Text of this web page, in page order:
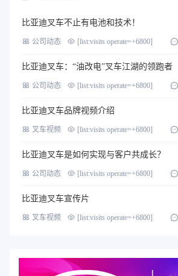
比亚迪叉车不止有电池和技术！
公司动态 [list:visits operate=+6800]
比亚迪叉车：“油改电”叉车江湖的领跑者
公司动态 [list:visits operate=+6800]
比亚迪叉车品牌视频介绍
叉车视频 [list:visits operate=+6800]
比亚迪叉车是如何实现与客户共成长？
公司动态 [list:visits operate=+6800]
比亚迪叉车宣传片
叉车视频 [list:visits operate=+6800]